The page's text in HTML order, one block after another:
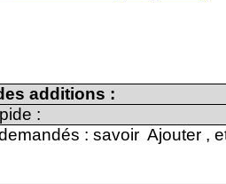
additions :
:
: savoir Ajouter ,